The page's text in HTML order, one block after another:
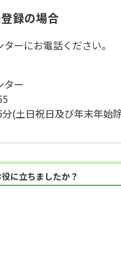
録の場合
ーにお電話ください。
ター
(土日祝日及び年末年始
に立ちましたか？